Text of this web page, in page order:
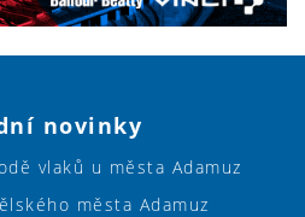
novinky
vlaků u města Adamuz
města Adamuz